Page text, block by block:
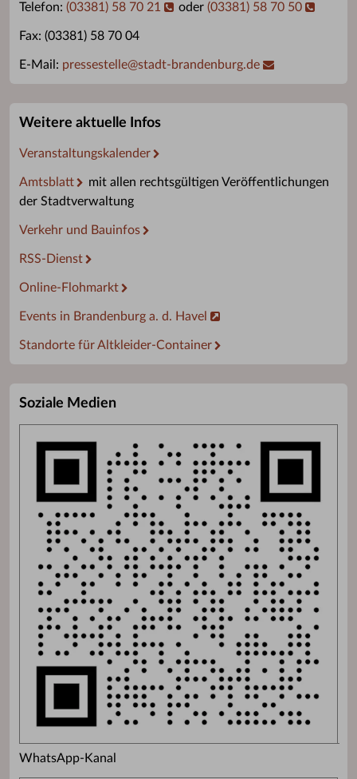
Telefon: (03381) 58 70 21 oder (03381) 58 70 50
Fax: (03381) 58 70 04
E-Mail: pressestelle@stadt-brandenburg.de
Weitere aktuelle Infos
Veranstaltungskalender
Amtsblatt
mit allen rechtsgültigen Veröffentlichungen
der Stadtverwaltung
Verkehr und Bauinfos
RSS-Dienst
Online-Flohmarkt
Events in Brandenburg a. d. Havel
Standorte für Altkleider-Container
Soziale Medien
WhatsApp-Kanal